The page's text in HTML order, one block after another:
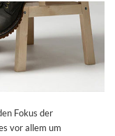
Fokus der
vor allem um